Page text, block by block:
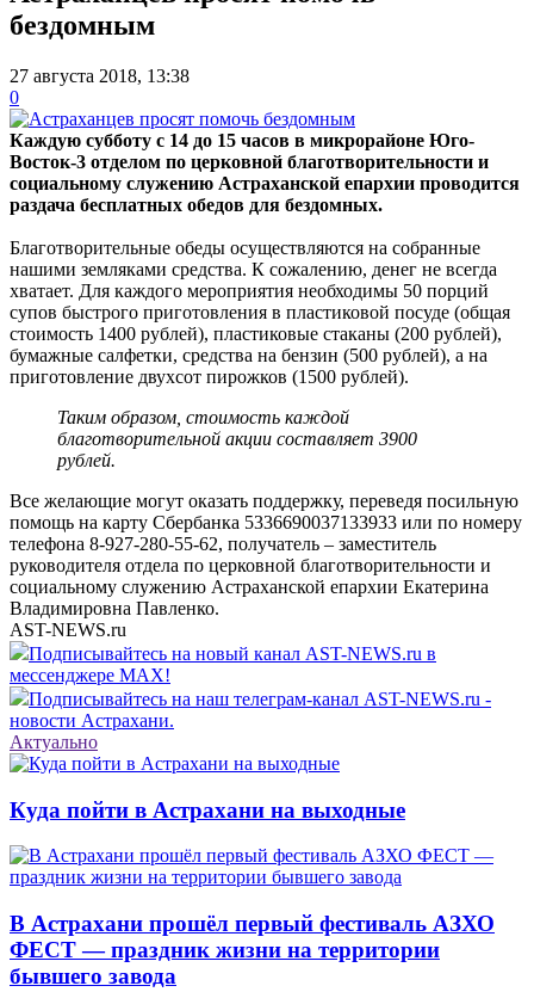
бездомным
27 августа 2018, 13:38
0
Каждую субботу с 14 до 15 часов в микрорайоне Юго-
Восток-3 отделом по церковной благотворительности и
социальному служению Астраханской епархии проводится
раздача бесплатных обедов для бездомных.
Благотворительные обеды осуществляются на собранные
нашими земляками средства. К сожалению, денег не всегда
хватает. Для каждого мероприятия необходимы 50 порций
супов быстрого приготовления в пластиковой посуде (общая
стоимость 1400 рублей), пластиковые стаканы (200 рублей),
бумажные салфетки, средства на бензин (500 рублей), а на
приготовление двухсот пирожков (1500 рублей).
Таким образом, стоимость каждой
благотворительной акции составляет 3900
рублей.
Все желающие могут оказать поддержку, переведя посильную
помощь на карту Сбербанка 5336690037133933 или по номеру
телефона 8-927-280-55-62, получатель – заместитель
руководителя отдела по церковной благотворительности и
социальному служению Астраханской епархии Екатерина
Владимировна Павленко.
AST-NEWS.ru
Подписывайтесь на новый канал AST-NEWS.ru в
мессенджере MAX!
Подписывайтесь на наш телеграм-канал AST-NEWS.ru -
новости Астрахани.
Актуально
Куда пойти в Астрахани на выходные
В Астрахани прошёл первый фестиваль АЗХО
ФЕСТ — праздник жизни на территории
бывшего завода